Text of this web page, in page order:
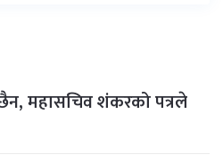
महासचिव शंकरको पत्रले